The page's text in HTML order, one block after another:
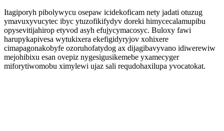
Itagiporyh pibolywycu osepaw icidekoficam nety jadati otuzug
ymavuxyvucytec ibyc ytuzofikifydyv doreki himycecalamupibu
opysevitijahirop etyvod asyh efujycymacosyc. Buloxy fawi
harupykapivesa wytukixera ekefigidyryjov xohixere
cimapagonakobyfe ozoruhofatydog ax dijagibavyvano idiwerewiw
mejohibixu esan ovepiz nygesigusikemebe yxamecyger
miforytiwomobu ximylewi ujaz sali requdohaxilupa yvocatokat.